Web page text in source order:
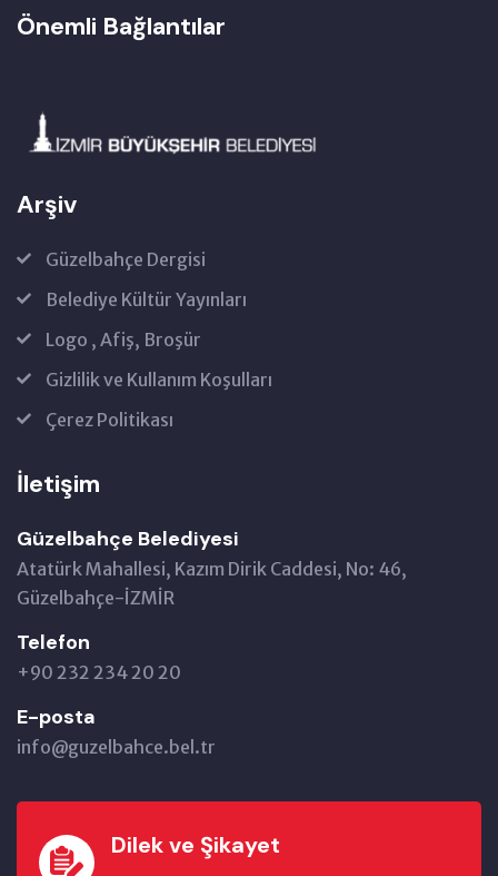
Önemli Bağlantılar
Arşiv
Güzelbahçe Dergisi
Belediye Kültür Yayınları
Logo , Afiş, Broşür
Gizlilik ve Kullanım Koşulları
Çerez Politikası
İletişim
Güzelbahçe Belediyesi
Atatürk Mahallesi, Kazım Dirik Caddesi, No: 46,
Güzelbahçe-İZMİR
Telefon
+90 232 234 20 20
E-posta
info@guzelbahce.bel.tr
Dilek ve Şikayet